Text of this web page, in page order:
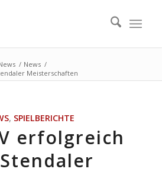
/ News /
Meisterschaften
, SPIELBERICHTE
erfolgreich